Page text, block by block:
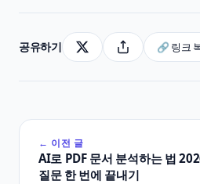
공유하기 🔗 링크
← 이전 글
AI로 PDF 문서 분석하는 법
질문 한 번에 끝내기